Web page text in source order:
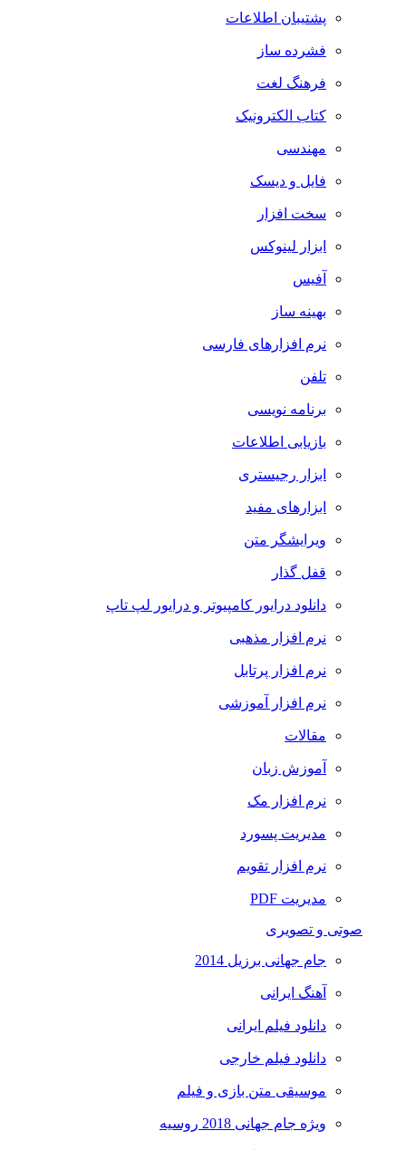
پشتیبان اطلاعات
فشرده ساز
فرهنگ لغت
کتاب الکترونیک
مهندسی
فایل و دیسک
سخت افزار
ابزار لینوکس
آفیس
بهینه ساز
نرم افزارهای فارسی
تلفن
برنامه نویسی
بازیابی اطلاعات
ابزار رجیستری
ابزارهای مفید
ویرایشگر متن
قفل گذار
دانلود درایور کامپیوتر و درایور لپ تاپ
نرم افزار مذهبی
نرم افزار پرتابل
نرم افزار آموزشی
مقالات
آموزش زبان
نرم افزار مک
مدیریت پسورد
نرم افزار تقویم
مدیریت PDF
صوتی و تصویری
جام جهانی برزیل 2014
آهنگ ایرانی
دانلود فیلم ایرانی
دانلود فیلم خارجی
موسیقی متن بازی و فیلم
ویژه جام جهانی 2018 روسیه